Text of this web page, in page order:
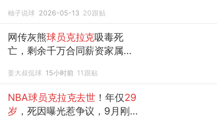
柚子说球 2026-05-13 20跟贴
网传灰熊球员克拉克吸毒死
亡，剩余千万合同薪资家属能
姜大叔侃球 15小时前 11 跟贴
NBA球员克拉克去世 ！年仅29
岁 ，死因曝光惹争议，9月刚